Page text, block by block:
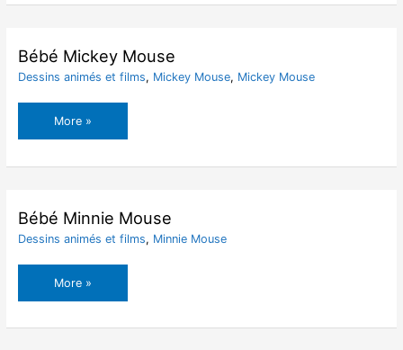
Bébé Mickey Mouse
Dessins animés et films, Mickey Mouse, Mickey Mouse
Bébé
Mickey
More »
Bébé Minnie Mouse
Dessins animés et films, Minnie Mouse
Bébé
Minnie
More »